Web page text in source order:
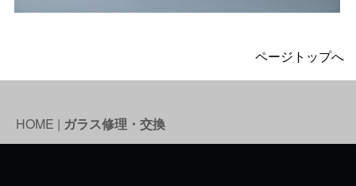
ページトップへ
HOME | ガラス修理・交換